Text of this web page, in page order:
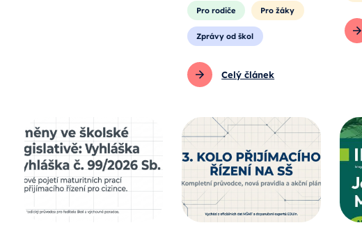
Pro rodiče Pro žáky
Zprávy od škol
Celý článek